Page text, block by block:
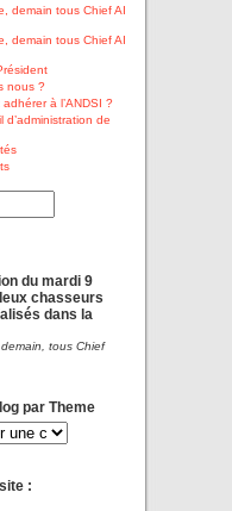
demain tous Chief AI
demain tous Chief AI
nous ?
à l’ANDSI ?
d’administration de
du mardi 9
chasseurs
dans la
demain, tous Chief
par Theme
: